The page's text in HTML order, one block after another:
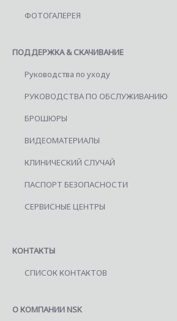
ФОТОГАЛЕРЕЯ
ПОДДЕРЖКА & СКАЧИВАНИЕ
Руководства по уходу
РУКОВОДСТВА ПО ОБСЛУЖИВАНИЮ
БРОШЮРЫ
ВИДЕОМАТЕРИАЛЫ
КЛИНИЧЕСКИЙ СЛУЧАЙ
ПАСПОРТ БЕЗОПАСНОСТИ
СЕРВИСНЫЕ ЦЕНТРЫ
КОНТАКТЫ
СПИСОК КОНТАКТОВ
О КОМПАНИИ NSK